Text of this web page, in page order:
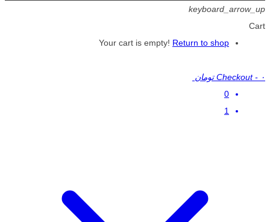
keyboard_arrow_up
Cart
Your cart is empty! Return to shop
Checkout - ۰ تومان
0
1